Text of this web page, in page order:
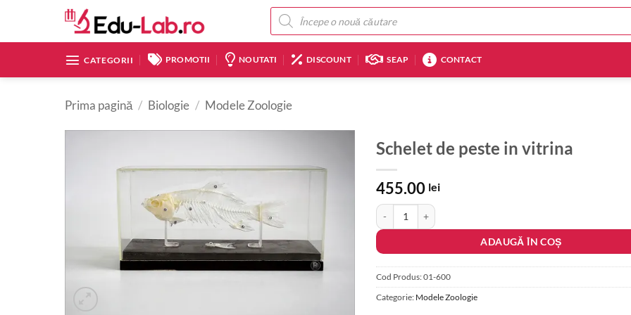
content
Products
search
CATEGORII PROMOTII NOUTATI DISCOUNT SEAP CONTACT
Prima pagină / Biologie / Modele Zoologie
Schelet de peste in vitrina
455.00 lei
Cantitate Schelet de peste in vitrina
ADAUGĂ ÎN COȘ
Cod Produs:01-600
Categorie: Modele Zoologie